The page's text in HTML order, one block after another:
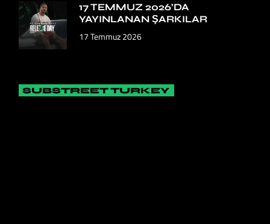
17 TEMMUZ 2026’DA
YAYINLANAN ŞARKILAR
17 Temmuz 2026
SUBSTREET TURKEY